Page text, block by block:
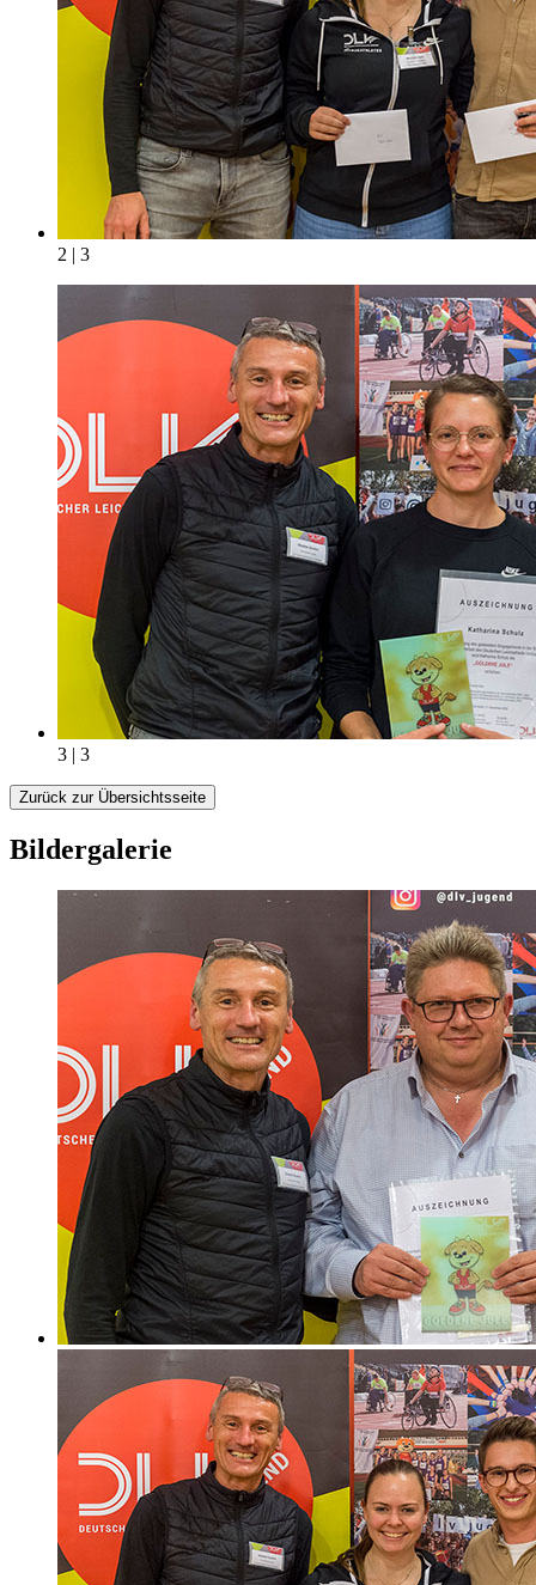
2 | 3
3 | 3
Zurück zur Übersichtsseite
Bildergalerie